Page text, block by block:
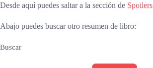
Desde aquí puedes saltar a la sección de Spoilers
Abajo puedes buscar otro resumen de libro:
Buscar